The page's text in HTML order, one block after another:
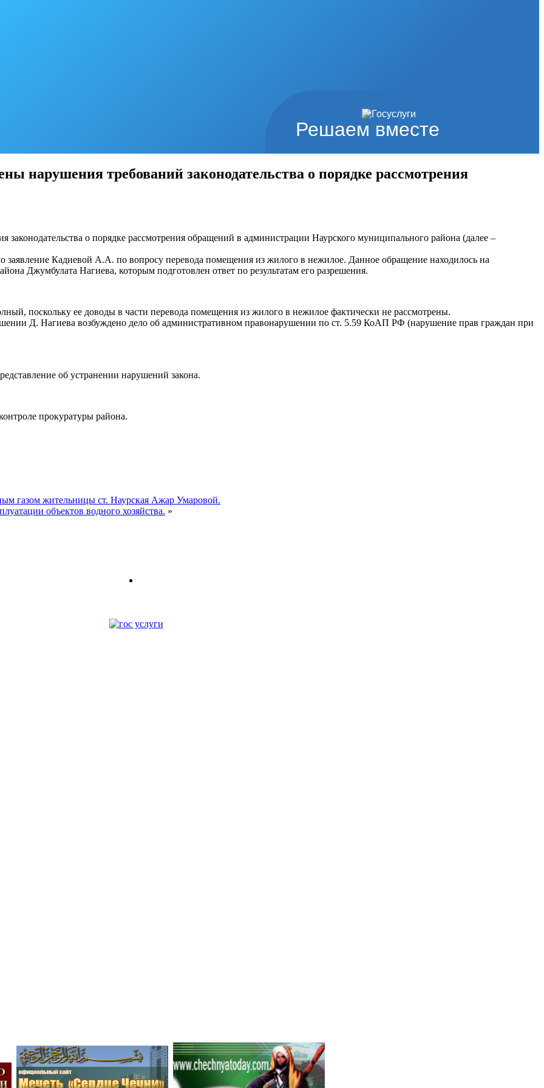
Решаем вместе
нарушения требований законодательства о порядке рассмотрения
законодательства о порядке рассмотрения обращений в администрации Наурского муниципального района (далее –
заявление Кадиевой А.А. по вопросу перевода помещения из жилого в нежилое. Данное обращение находилось на
Джумбулата Нагиева, которым подготовлен ответ по результатам его разрешения.
поскольку ее доводы в части перевода помещения из жилого в нежилое фактически не рассмотрены.
Д. Нагиева возбуждено дело об административном правонарушении по ст. 5.59 КоАП РФ (нарушение прав граждан при
об устранении нарушений закона.
прокуратуры района.
газом жительницы ст. Наурская Ажар Умаровой.
объектов водного хозяйства. »